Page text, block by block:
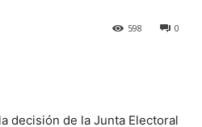
0
598
decisión de la Junta Electoral